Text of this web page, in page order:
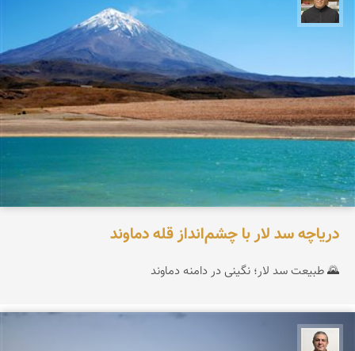
دریاچه سد لار با چشم‌انداز قله دماوند
🌄 طبیعت سد لار؛ نگینی در دامنه دماوند